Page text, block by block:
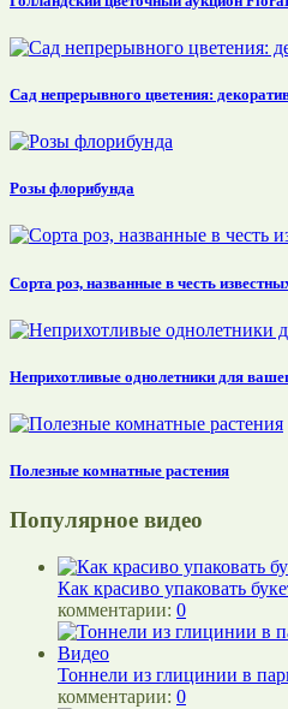
Сад непрерывного цветения:
Розы флорибунда
Сорта роз, названные в честь
Неприхотливые однолетники для
Полезные комнатные растения
Популярное видео
Как красиво упаковать
комментарии: 0
Тоннели из глицинии в
комментарии: 0